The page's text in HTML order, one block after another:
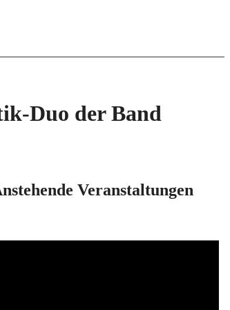
Duo der Band
Veranstaltungen